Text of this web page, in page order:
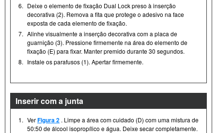
6. Deixe o elemento de fixação Dual Lock preso à inserção
decorativa (2). Remova a fita que protege o adesivo na face
exposta de cada elemento de fixação.
7. Alinhe visualmente a inserção decorativa com a placa de
guarnição (3). Pressione firmemente na área do elemento de
fixação (E) para fixar. Manter premido durante 30 segundos.
8. Instale os parafusos (1). Apertar firmemente.
Inserir com a junta
1. VerFigura 2 . Limpe a área com cuidado (D) com uma mistura de
50:50 de álcool isopropílico e água. Deixe secar completamente.